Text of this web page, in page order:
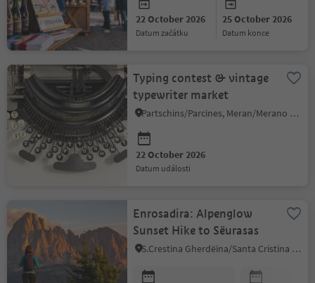
22 October 2026
datum začátku
25 October 2026
datum konce
Typing contest & vintage
typewriter market
Partschins/Parcines, Meran/Merano and environs
22 October 2026
datum události
Enrosadira: Alpenglow
Sunset Hike to Sëurasas
S.Crestina Gherdëina/Santa Cristina Val Gardana, Dolomites Region Val Gardena